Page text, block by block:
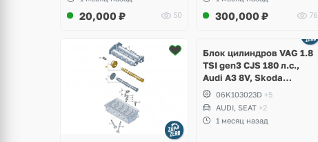
20,000 ₽ 50 300,000 ₽ 76
2 фото
Блок цилиндров VAG 1.8
TSI gen3 CJS 180 л.с.,
Audi A3 8V, Skoda
Octavia A7, Superb,
Volkswagen Passat B8,
Golf VII Alltrack, Seat
Leon
06K103023D +5
AUDI, SEAT +2
1 месяц назад